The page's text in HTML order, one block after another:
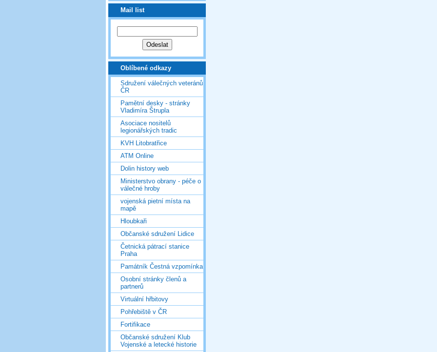
Mail list
Oblíbené odkazy
Sdružení válečných veteránů
ČR
Pamětní desky - stránky
Vladimíra Štrupla
Asociace nositelů
legionářských tradic
KVH Litobratřice
ATM Online
Dolin history web
Ministerstvo obrany - péče o
válečné hroby
vojenská pietní místa na
mapě
Hloubkaři
Občanské sdružení Lidice
Četnická pátrací stanice
Praha
Památník Čestná vzpomínka
Osobní stránky členů a
partnerů
Virtuální hřbitovy
Pohřebiště v ČR
Fortifikace
Občanské sdružení Klub
Vojenské a letecké historie